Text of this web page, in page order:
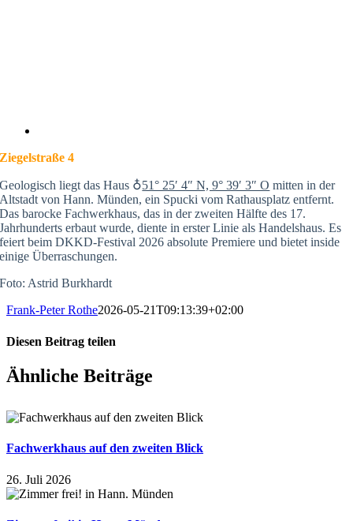
Ziegelstraße 4
Geologisch liegt das Haus ♁51° 25′ 4″ N, 9° 39′ 3″ O mitten in der
Altstadt von Hann. Münden, ein Spucki vom Rathausplatz entfernt.
Das barocke Fachwerkhaus, das in der zweiten Hälfte des 17.
Jahrhunderts erbaut wurde, diente in erster Linie als Handelshaus. Es
feiert beim DKKD-Festival 2026 absolute Premiere und bietet inside
einige Überraschungen.
Foto: Astrid Burkhardt
Frank-Peter Rothe2026-05-21T09:13:39+02:00
Diesen Beitrag teilen
Facebook
X
WhatsApp
E-
Mail
Ähnliche Beiträge
Fachwerkhaus auf den zweiten Blick
26. Juli 2026